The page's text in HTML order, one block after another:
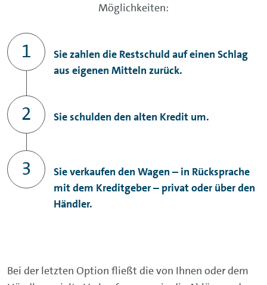
Möglichkeiten:
Sie zahlen die Restschuld auf einen Schlag
aus eigenen Mitteln zurück.
Sie schulden den alten Kredit um.
Sie verkaufen den Wagen – in Rücksprache
mit dem Kreditgeber – privat oder über den
Händler.
Bei der letzten Option fließt die von Ihnen oder dem